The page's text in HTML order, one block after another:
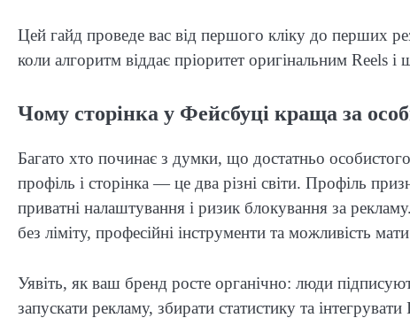
Цей гайд проведе вас від першого кліку до перших
коли алгоритм віддає пріоритет оригінальним Reels
Чому сторінка у Фейсбуці краща за
Багато хто починає з думки, що достатньо
профіль і сторінка — це два різні світи. Профіль
приватні налаштування і ризик блокування за
без ліміту, професійні інструменти та можливість
Уявіть, як ваш бренд росте органічно: люди
запускати рекламу, збирати статистику та